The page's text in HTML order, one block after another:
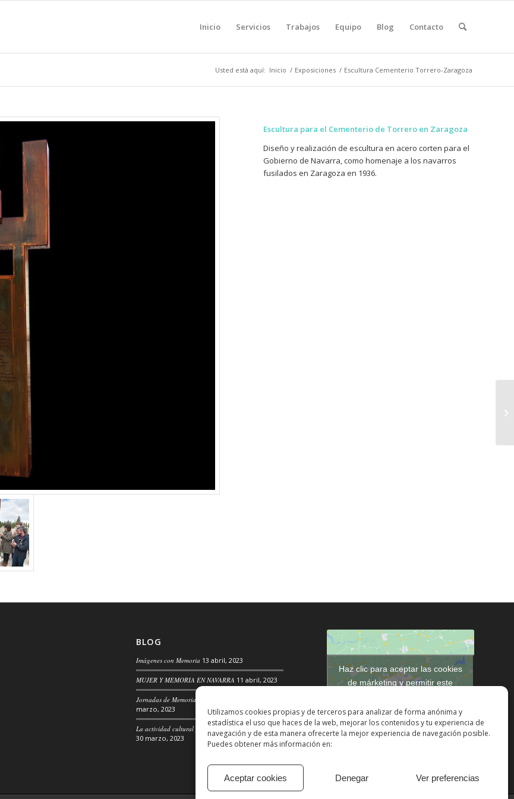
Utilizamos cookies propias y de terceros para analizar de forma anónima y
estadística el uso que haces de la web, mejorar los contenidos y tu experiencia de
navegación y de esta manera ofrecerte la mejor experiencia de navegación posible.
Puedes obtener más información en:
Aceptar cookies Denegar Ver preferencias
Inicio Servicios Trabajos Equipo Blog Contacto
Usted está aquí: Inicio / Exposiciones / Escultura Cementerio Torrero-Zaragoza
Escultura para el Cementerio de Torrero en Zaragoza
Diseño y realización de escultura en acero corten para el
Gobierno de Navarra, como homenaje a los navarros
fusilados en Zaragoza en 1936.
BLOG
Imágenes con Memoria 13 abril, 2023
MUJER Y MEMORIA EN NAVARRA 11 abril, 2023
Jornadas de Memoria, Convivencia y DDHH
marzo, 2023
La actividad cultural para la transformación social
30 marzo, 2023
Haz clic para aceptar las cookies
de márketing y permitir este